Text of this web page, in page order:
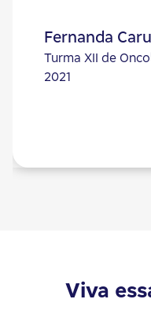
solícitos.
aprendizado e
mais segura no
pacientes.”
Fernanda
Turma XII de
2021
Viva